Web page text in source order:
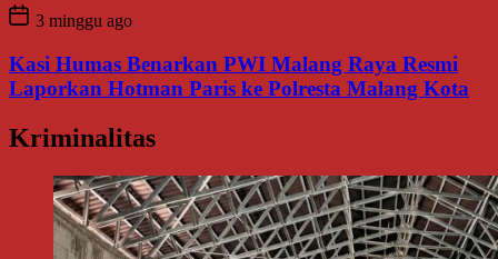
3 minggu ago
Kasi Humas Benarkan PWI Malang Raya Resmi
Laporkan Hotman Paris ke Polresta Malang Kota
Kriminalitas